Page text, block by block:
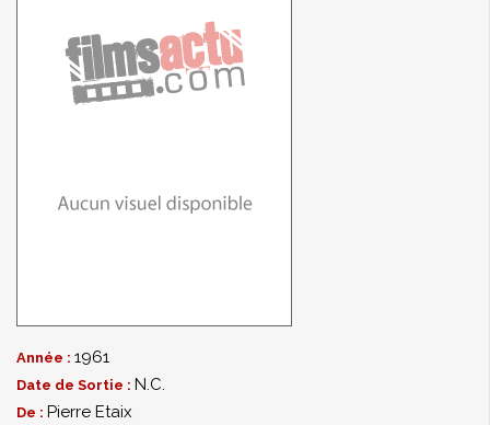
Année : 1961
Date de Sortie : N.C.
De : Pierre Etaix